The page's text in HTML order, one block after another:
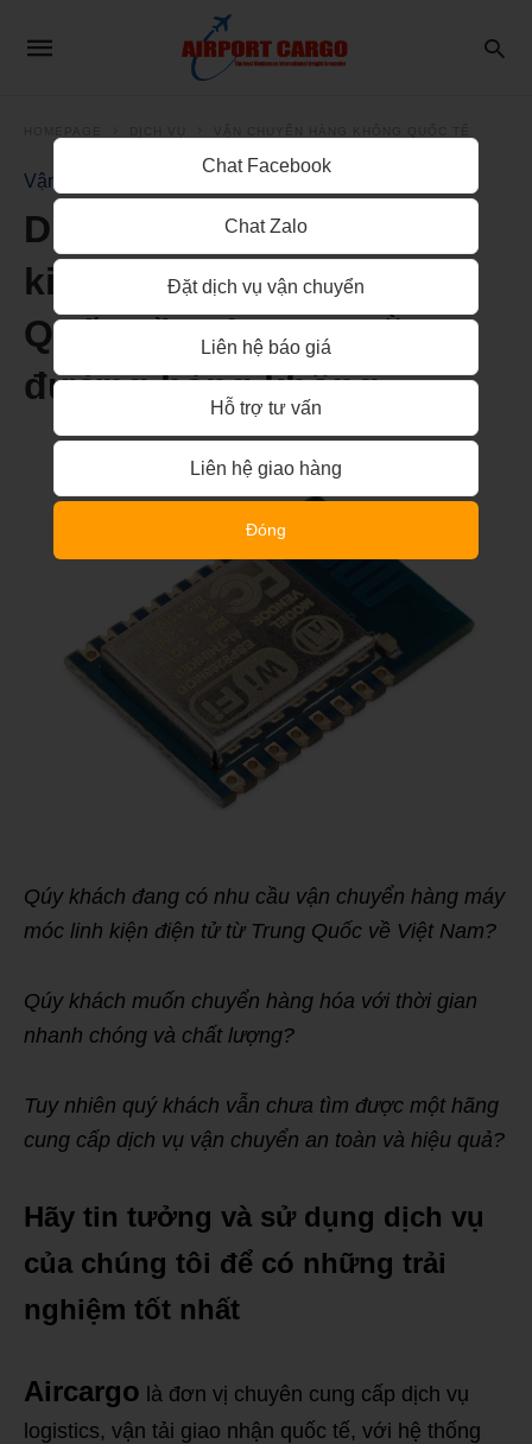
Vận Chuyển Hàng Không Quốc Tế
Dịch vụ vận chuyển linh
kiên điện tử từ Trung
Quốc về Việt Nam bằng
đường hàng không
Qúy khách đang có nhu cầu vận chuyển hàng máy
móc linh kiện điện tử từ Trung Quốc về Việt Nam?
Qúy khách muốn chuyển hàng hóa với thời gian
nhanh chóng và chất lượng?
Tuy nhiên quý khách vẫn chưa tìm được một hãng
cung cấp dịch vụ vận chuyển an toàn và hiệu quả?
Hãy tin tưởng và sử dụng dịch vụ
của chúng tôi để có những trải
nghiệm tốt nhất
Aircargo là đơn vị chuyên cung cấp dịch vụ
logistics, vận tải giao nhận quốc tế, với hệ thống
Chat Facebook
Chat Zalo
Đặt dịch vụ vận chuyển
Liên hệ báo giá
Hỗ trợ tư vấn
Liên hệ giao hàng
Đóng